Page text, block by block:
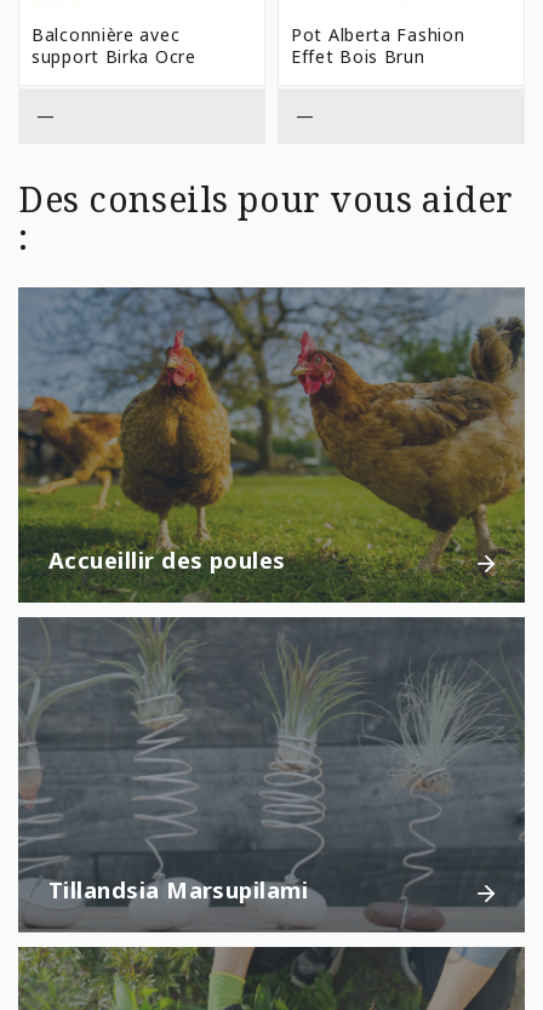
Balconnière avec
support Birka Ocre
—
Pot Alberta Fashion
Effet Bois Brun
—
Des conseils pour vous aider
:
Accueillir des poules
Tillandsia Marsupilami